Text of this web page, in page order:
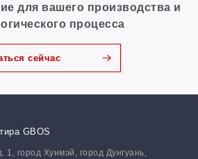
для вашего производства и
процесса
сейчас
GBOS
1, город Хунмэй, город Дунгуань,